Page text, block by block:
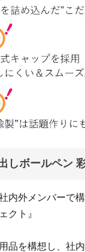
しボールペン
内外メンバーで
クト』
品を構想し、社内